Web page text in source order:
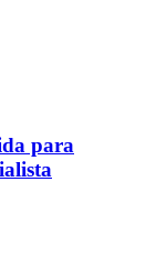
para